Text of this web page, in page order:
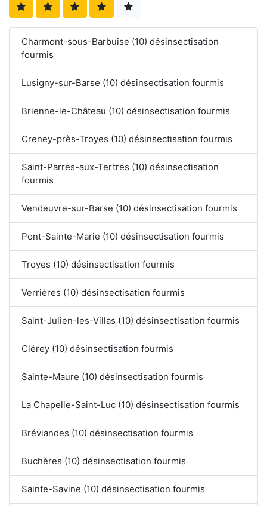
Charmont-sous-Barbuise (10) désinsectisation
fourmis
Lusigny-sur-Barse (10) désinsectisation fourmis
Brienne-le-Château (10) désinsectisation fourmis
Creney-près-Troyes (10) désinsectisation fourmis
Saint-Parres-aux-Tertres (10) désinsectisation
fourmis
Vendeuvre-sur-Barse (10) désinsectisation fourmis
Pont-Sainte-Marie (10) désinsectisation fourmis
Troyes (10) désinsectisation fourmis
Verrières (10) désinsectisation fourmis
Saint-Julien-les-Villas (10) désinsectisation fourmis
Clérey (10) désinsectisation fourmis
Sainte-Maure (10) désinsectisation fourmis
La Chapelle-Saint-Luc (10) désinsectisation fourmis
Bréviandes (10) désinsectisation fourmis
Buchères (10) désinsectisation fourmis
Sainte-Savine (10) désinsectisation fourmis